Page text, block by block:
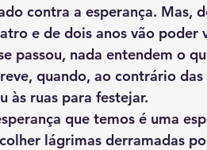
contra a esperança. Mas,
e de dois anos vão poder
passou, nada entendem o
quando, ao contrário
às ruas para festejar.
lágrimas derramadas